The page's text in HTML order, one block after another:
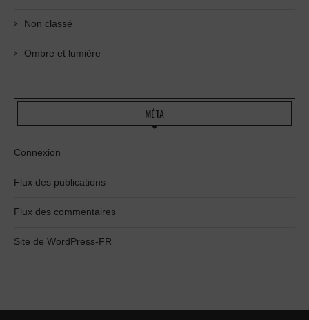
Non classé
Ombre et lumière
MÉTA
Connexion
Flux des publications
Flux des commentaires
Site de WordPress-FR